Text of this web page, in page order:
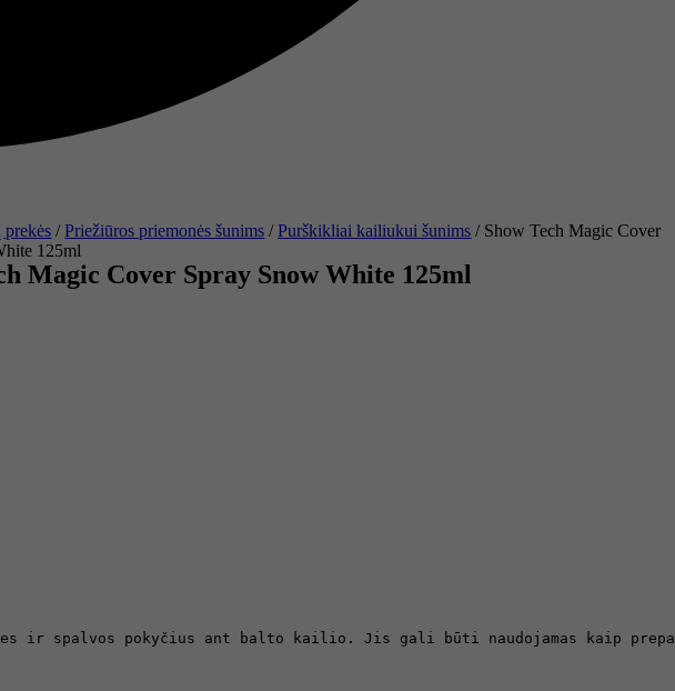
prekės /Priežiūros priemonės šunims /Purškikliai kailiukui šunims / Show Tech Magic Cover
125ml
Magic Cover Spray Snow White 125ml